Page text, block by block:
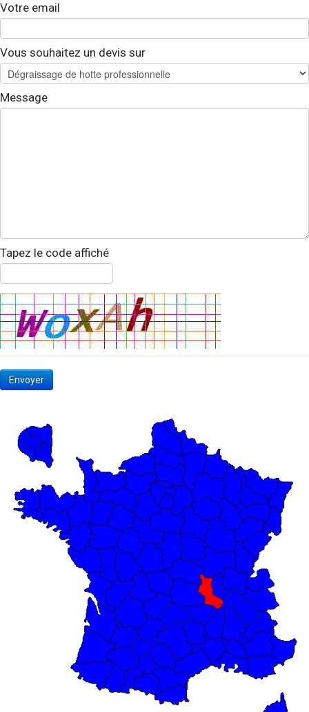
Votre email
Vous souhaitez un devis sur
Message
Tapez le code affiché
Envoyer